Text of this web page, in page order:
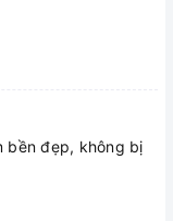
bền đẹp, không bị